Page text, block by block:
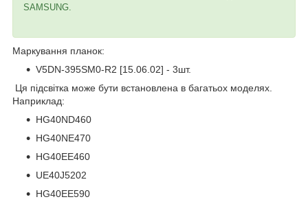
SAMSUNG.
Маркування планок:
V5DN-395SM0-R2 [15.06.02] - 3шт.
Ця підсвітка може бути встановлена в багатьох моделях.
Наприклад:
HG40ND460
HG40NE470
HG40EE460
UE40J5202
HG40EE590